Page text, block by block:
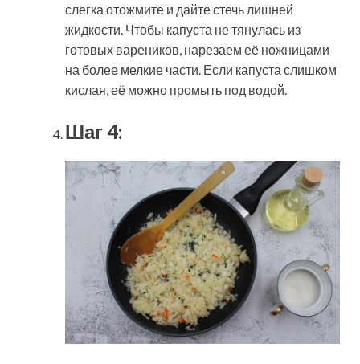
слегка отожмите и дайте стечь лишней
жидкости. Чтобы капуста не тянулась из
готовых вареников, нарезаем её ножницами
на более мелкие части. Если капуста слишком
кислая, её можно промыть под водой.
Шаг 4: